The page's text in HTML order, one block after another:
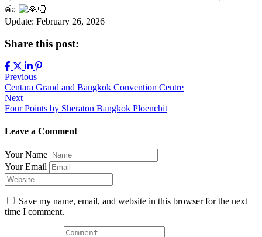
ค่ะ
Update: February 26, 2026
Share this post:
Previous
Centara Grand and Bangkok Convention Centre
Next
Four Points by Sheraton Bangkok Ploenchit
Leave a Comment
Your Name
Your Email
Save my name, email, and website in this browser for the next
time I comment.